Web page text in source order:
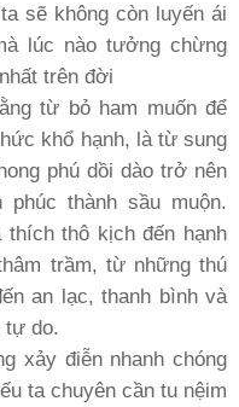
sẽ không còn luyến ái
lúc nào tưởng chừng
trên đời
từ bỏ ham muốn để
khổ hạnh, là từ sung
phú dồi dào trở nên
thành sầu muộn.
thô kịch đến hạnh
trầm, từ những thú
an lạc, thanh bình và
tự do.
xảy điễn nhanh chóng
ta chuyên cần tu nệim